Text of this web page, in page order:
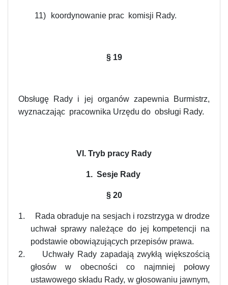
11) koordynowanie prac komisji Rady.
§ 19
Obsługę Rady i jej organów zapewnia Burmistrz,
wyznaczając pracownika Urzędu do obsługi Rady.
VI. Tryb pracy Rady
1. Sesje Rady
§ 20
1.
Rada obraduje na sesjach i rozstrzyga w drodze
uchwał sprawy należące do jej kompetencji na
podstawie obowiązujących przepisów prawa.
2.
Uchwały Rady zapadają zwykłą większością
głosów w obecności co najmniej połowy
ustawowego składu Rady, w głosowaniu jawnym,